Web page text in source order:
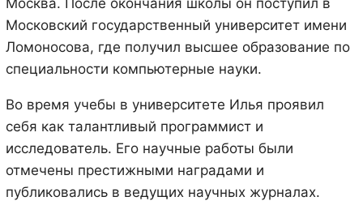
Московский государственный университет имени
Ломоносова, где получил высшее образование по
специальности компьютерные науки.
Во время учебы в университете Илья проявил
себя как талантливый программист и
исследователь. Его научные работы были
отмечены престижными наградами и
публиковались в ведущих научных журналах.